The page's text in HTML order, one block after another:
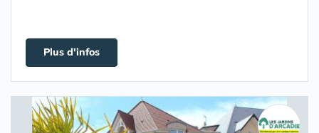
Plus d'infos